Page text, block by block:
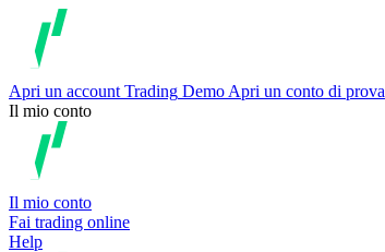
Apri un account Trading Demo Apri un conto di prova
Il mio conto
Il mio conto
Fai trading online
Help